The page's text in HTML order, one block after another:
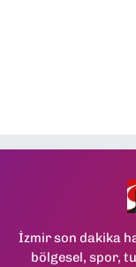
İzmir son dakika
bölgesel, spor,